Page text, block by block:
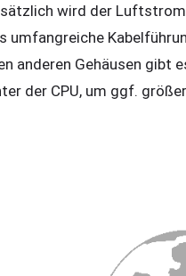
wird der
umfangreiche
anderen Gehäusen gibt
der CPU, um ggf.